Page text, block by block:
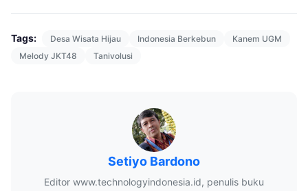
Tags: Desa Wisata Hijau Indonesia Berkebun
Kanem UGM
Melody JKT48
Tanivolusi
Setiyo Bardono
Editor www.technologyindonesia.id, penulis buku